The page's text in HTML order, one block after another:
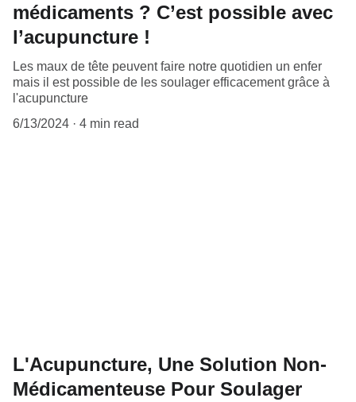
médicaments ? C’est possible avec
l’acupuncture !
Les maux de tête peuvent faire notre quotidien un enfer
mais il est possible de les soulager efficacement grâce à
l'acupuncture
6/13/2024
4 min read
L'Acupuncture, Une Solution Non-
Médicamenteuse Pour Soulager